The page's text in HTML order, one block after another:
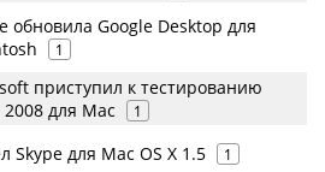
обновила Google Desktop для
1
приступил к тестированию
для Mac
1
Skype для Mac OS X 1.5 1